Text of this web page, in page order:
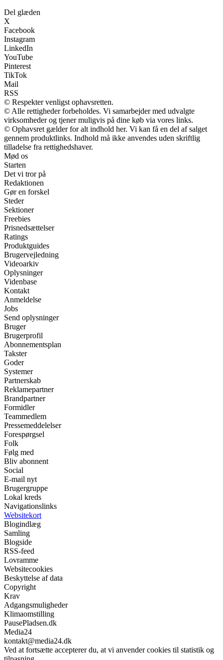
Del glæden
X
Facebook
Instagram
LinkedIn
YouTube
Pinterest
TikTok
Mail
RSS
© Respekter venligst ophavsretten.
© Alle rettigheder forbeholdes. Vi samarbejder med udvalgte
virksomheder og tjener muligvis på dine køb via vores links.
© Ophavsret gælder for alt indhold her. Vi kan få en del af salget
gennem produktlinks. Indhold må ikke anvendes uden skriftlig
tilladelse fra rettighedshaver.
Mød os
Starten
Det vi tror på
Redaktionen
Gør en forskel
Steder
Sektioner
Freebies
Prisnedsættelser
Ratings
Produktguides
Brugervejledning
Videoarkiv
Oplysninger
Videnbase
Kontakt
Anmeldelse
Jobs
Send oplysninger
Bruger
Brugerprofil
Abonnementsplan
Takster
Goder
Systemer
Partnerskab
Reklamepartner
Brandpartner
Formidler
Teammedlem
Pressemeddelelser
Forespørgsel
Folk
Følg med
Bliv abonnent
Social
E-mail nyt
Brugergruppe
Lokal kreds
Navigationslinks
Websitekort
Blogindlæg
Samling
Blogside
RSS-feed
Lovramme
Websitecookies
Beskyttelse af data
Copyright
Krav
Adgangsmuligheder
Klimaomstilling
PausePladsen.dk
Media24
kontakt@media24.dk
Ved at fortsætte accepterer du, at vi anvender cookies til statistik og